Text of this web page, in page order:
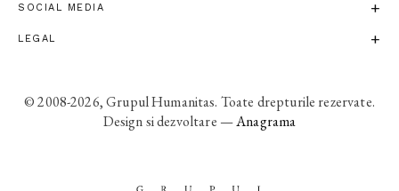
SOCIAL MEDIA
LEGAL
© 2008-2026, Grupul Humanitas. Toate drepturile rezervate.
Design si dezvoltare —Anagrama